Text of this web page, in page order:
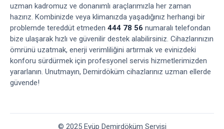
uzman kadromuz ve donanımlı araçlarımızla her zaman
hazırız. Kombinizde veya klimanızda yaşadığınız herhangi bir
problemde tereddüt etmeden 444 78 56 numaralı telefondan
bize ulaşarak hızlı ve güvenilir destek alabilirsiniz. Cihazlarınızın
ömrünü uzatmak, enerji verimliliğini artırmak ve evinizdeki
konforu sürdürmek için profesyonel servis hizmetlerimizden
yararlanın. Unutmayın, Demirdöküm cihazlarınız uzman ellerde
güvende!
© 2025 Eyüp Demirdöküm Servisi